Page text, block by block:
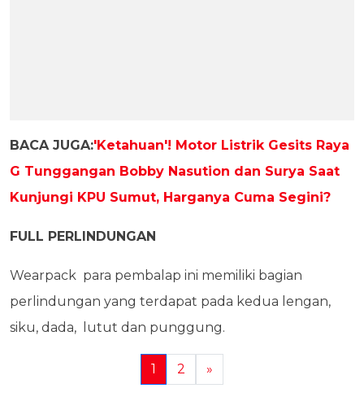
BACA JUGA:'Ketahuan'! Motor Listrik Gesits Raya
G Tunggangan Bobby Nasution dan Surya Saat
Kunjungi KPU Sumut, Harganya Cuma Segini?
FULL PERLINDUNGAN
Wearpack para pembalap ini memiliki bagian
perlindungan yang terdapat pada kedua lengan,
siku, dada, lutut dan punggung.
1 2 »